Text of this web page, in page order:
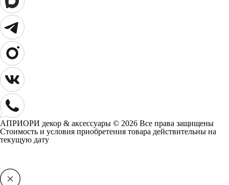
АПРИОРИ декор & аксессуары © 2026 Все права защищены
Cтоимость и условия приобретения товара действительны на
текущую дату